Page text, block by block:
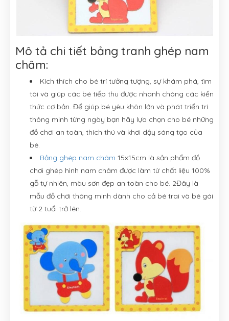
Mô tả chi tiết bảng tranh ghép nam
châm:
Kích thích cho bé trí tưởng tượng, sự khám phá, tìm
tòi và giúp các bé tiếp thu được nhanh chóng các kiến
thức cơ bản. Để giúp bé yêu khôn lớn và phát triển trí
thông minh từng ngày bạn hãy lựa chọn cho bé những
đồ chơi an toàn, thích thú và khơi dậy sáng tạo của
bé.
Bảng ghép nam châm 15x15cm là sản phẩm đồ
chơi ghép hình nam châm được làm từ chất liệu 100%
gỗ tự nhiên, màu sơn đẹp an toàn cho bé. 2Đây là
mẫu đồ chơi thông minh dành cho cả bé trai và bé gái
từ 2 tuổi trở lên.